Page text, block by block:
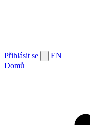
Přihlásit se
EN
Domů